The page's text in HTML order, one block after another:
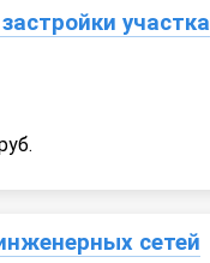
участка
сетей